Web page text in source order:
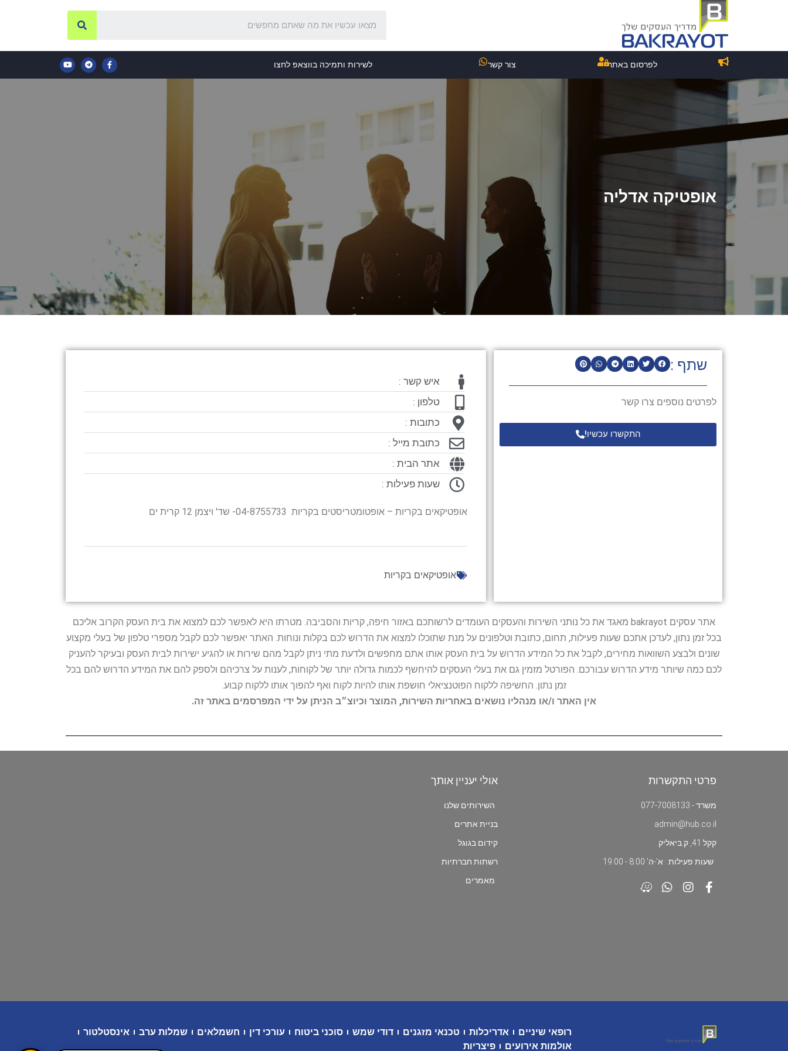
לפרסום באתר צור קשר לשירות ותמיכה בווצאפ לחצו
אופטיקה אדליה
שתף :
לפרטים נוספים צרו קשר
התקשרו עכשיו!
איש קשר :
טלפון :
כתובות :
כתובת מייל :
אתר הבית :
שעות פעילות :
אופטיקאים בקריות – אופטומטריסטים בקריות 04-8755733- שד' ויצמן 12 קרית ים
אופטיקאים בקריות
אתר עסקים bakrayot מאגד את כל נותני השירות והעסקים העומדים לרשותכם באזור חיפה, קריות והסביבה. מטרתו היא לאפשר לכם למצוא את בית העסק הקרוב אליכם
בכל זמן נתון, לעדכן אתכם שעות פעילות, תחום, כתובת וטלפונים על מנת שתוכלו למצוא את הדרוש לכם בקלות ונוחות. האתר יאפשר לכם לקבל מספרי טלפון של בעלי מקצוע
שונים ולבצע השוואות מחירים, לקבל את כל המידע הדרוש על בית העסק אותו אתם מחפשים ולדעת מתי ניתן לקבל מהם שירות או להגיע ישירות לבית העסק ובעיקר להעניק
לכם כמה שיותר מידע הדרוש עבורכם. הפורטל מזמין גם את בעלי העסקים להיחשף לכמות גדולה יותר של לקוחות, לענות על צרכיהם ולספק להם את המידע הדרוש להם בכל
זמן נתון. החשיפה ללקוח הפוטנציאלי חושפת אותו להיות לקוח ואף להפוך אותו ללקוח קבוע.
אין האתר ו/או מנהליו נושאים באחריות השירות, המוצר וכיוצ״ב הניתן על ידי המפרסמים באתר זה.
פרטי התקשרות
משרד - 077-7008133
admin@hub.co.il
קקל 41, ק.ביאליק
שעות פעילות : א'-ה' 8:00 - 19:00
אולי יעניין אותך
השירותים שלנו
בניית אתרים
קידום בגוגל
רשתות חברתיות
מאמרים
רופאי שיניים אדריכלות טכנאי מזגנים דודי שמש סוכני ביטוח עורכי דין חשמלאים שמלות ערב
אינסטלטור
אולמות אירועים
פיצריות